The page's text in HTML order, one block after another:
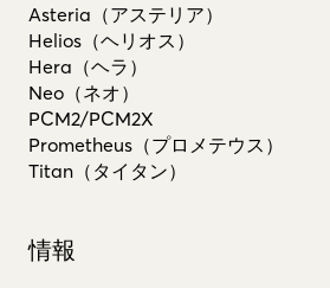
Asteria（アステリア）
Helios（ヘリオス）
Hera（ヘラ）
Neo（ネオ）
PCM2/PCM2X
Prometheus（プロメテウス）
Titan（タイタン）
情報